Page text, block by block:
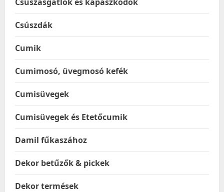
Csúszdák
Cumik
Cumimosó, üvegmosó kefék
Cumisüvegek
Cumisüvegek és Etetőcumik
Damil fűkaszához
Dekor betűzők & pickek
Dekor termések